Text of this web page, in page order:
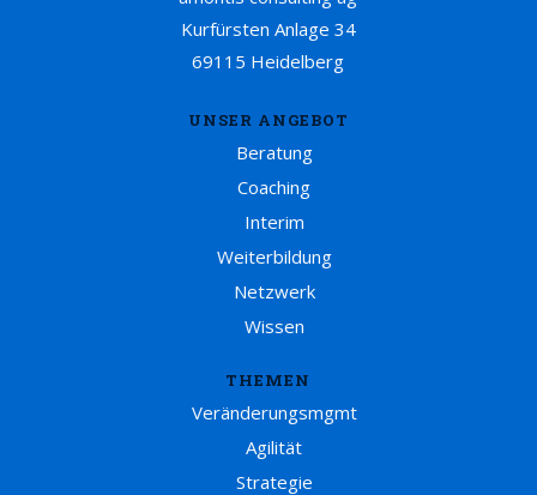
Kurfürsten Anlage 34
69115 Heidelberg
UNSER ANGEBOT
Beratung
Coaching
Interim
Weiterbildung
Netzwerk
Wissen
THEMEN
Veränderungsmgmt
Agilität
Strategie